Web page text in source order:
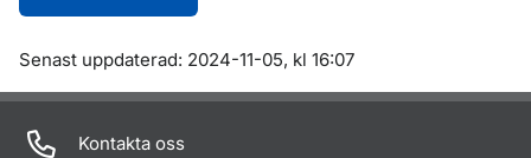
Om sidan
Senast uppdaterad: 2024-11-05, kl 16:07
Kontakta oss